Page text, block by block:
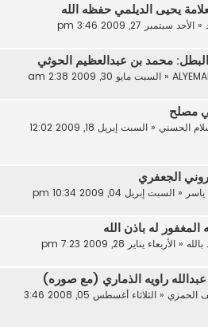
يحيى الديلمي حفظه الله
« الأحد سبتمبر 27, 2009 3:46 pm
البطل: محمد بن عبدالعظيم الحوثي
« السبت مايو 30, 2009 2:38 am
مصلح
الحسني «
السبت إبريل 18, 2009 12:02
الجعفري
« السبت إبريل 04, 2009 10:34 pm
له باذن الله
« الأربعاء يناير 28, 2009 7:23 pm
راويه الذماري (مع صوره)
الحمزي «
الثلاثاء أغسطس 05, 2008 3:46